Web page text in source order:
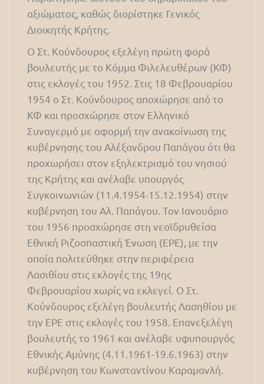
αξιώματος, καθώς διορίστηκε Γενικός
Διοικητής Κρήτης.
Ο Στ. Κούνδουρος εξελέγη πρώτη φορά
βουλευτής με το Κόμμα Φιλελευθέρων (ΚΦ)
στις εκλογές του 1952. Στις 18 Φεβρουαρίου
1954 ο Στ. Κούνδουρος αποχώρησε από το
ΚΦ και προσχώρησε στον Ελληνικό
Συναγερμό με αφορμή την ανακοίνωση της
κυβέρνησης του Αλέξανδρου Παπάγου ότι θα
προχωρήσει στον εξηλεκτρισμό του νησιού
της Κρήτης και ανέλαβε υπουργός
Συγκοινωνιών (11.4.1954-15.12.1954) στην
κυβέρνηση του Αλ. Παπάγου. Τον Ιανουάριο
του 1956 προσχώρησε στη νεοϊδρυθείσα
Εθνική Ριζοσπαστική Ένωση (ΕΡΕ), με την
οποία πολιτεύθηκε στην περιφέρεια
Λασιθίου στις εκλογές της 19ης
Φεβρουαρίου χωρίς να εκλεγεί. Ο Στ.
Κούνδουρος εξελέγη βουλευτής Λασηθίου με
την ΕΡΕ στις εκλογές του 1958. Επανεξελέγη
βουλευτής το 1961 και ανέλαβε υφυπουργός
Εθνικής Αμύνης (4.11.1961-19.6.1963) στην
κυβέρνηση του Κωνσταντίνου Καραμανλή.